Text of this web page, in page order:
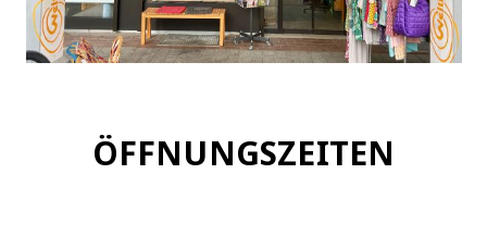
ÖFFNUNGSZEITEN